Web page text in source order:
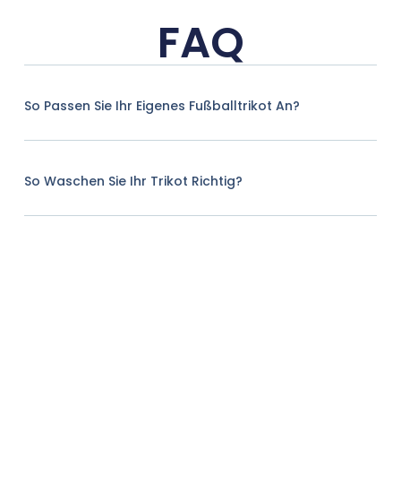
FAQ
So Passen Sie Ihr Eigenes Fußballtrikot An?
So Waschen Sie Ihr Trikot Richtig?